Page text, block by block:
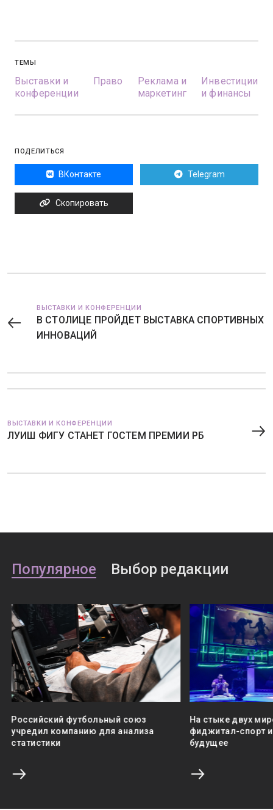
ТЕМЫ
Выставки и
конференции
Право
Реклама и
маркетинг
Инвестиции
и финансы
ПОДЕЛИТЬСЯ
ВКонтакте Telegram
Скопировать
ВЫСТАВКИ И КОНФЕРЕНЦИИ
В СТОЛИЦЕ ПРОЙДЕТ ВЫСТАВКА СПОРТИВНЫХ
ИННОВАЦИЙ
ВЫСТАВКИ И КОНФЕРЕНЦИИ
ЛУИШ ФИГУ СТАНЕТ ГОСТЕМ ПРЕМИИ РБ
Популярное Выбор редакции
Российский футбольный союз
учредил компанию для анализа
статистики
На стыке двух
фиджитал-спорт
будущее